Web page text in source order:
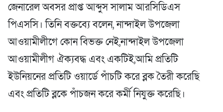
জেনারেল অবসর প্রাপ্ত আব্দুস সালাম আরসিডিএস
পিএসসি। তিনি বক্তব্যে বলেন, নান্দাইল উপজেলা
আওয়ামীলীগে কোন বিভক্ত নেই,নান্দাইল উপজেলা
আওয়ামীলীগ ঐক্যবদ্ধ এবং একটিই,আমি প্রতিটি
ইউনিয়নের প্রতিটি ওয়ার্ডে পাঁচটি করে ব্লক তৈরী করেছি
এবং প্রতিটি ব্লকে পাঁচজন করে কর্মী নিযুক্ত করেছি।